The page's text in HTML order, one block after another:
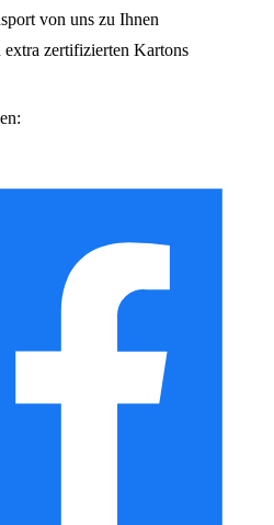
von uns zu Ihnen
extra zertifizierten Kartons